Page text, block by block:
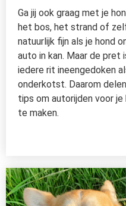
Ga jij ook graag met je
het bos, het strand of
natuurlijk fijn als je hond
auto in kan. Maar de pret
iedere rit ineengedoken
onderkotst. Daarom
tips om autorijden voor je
te maken.